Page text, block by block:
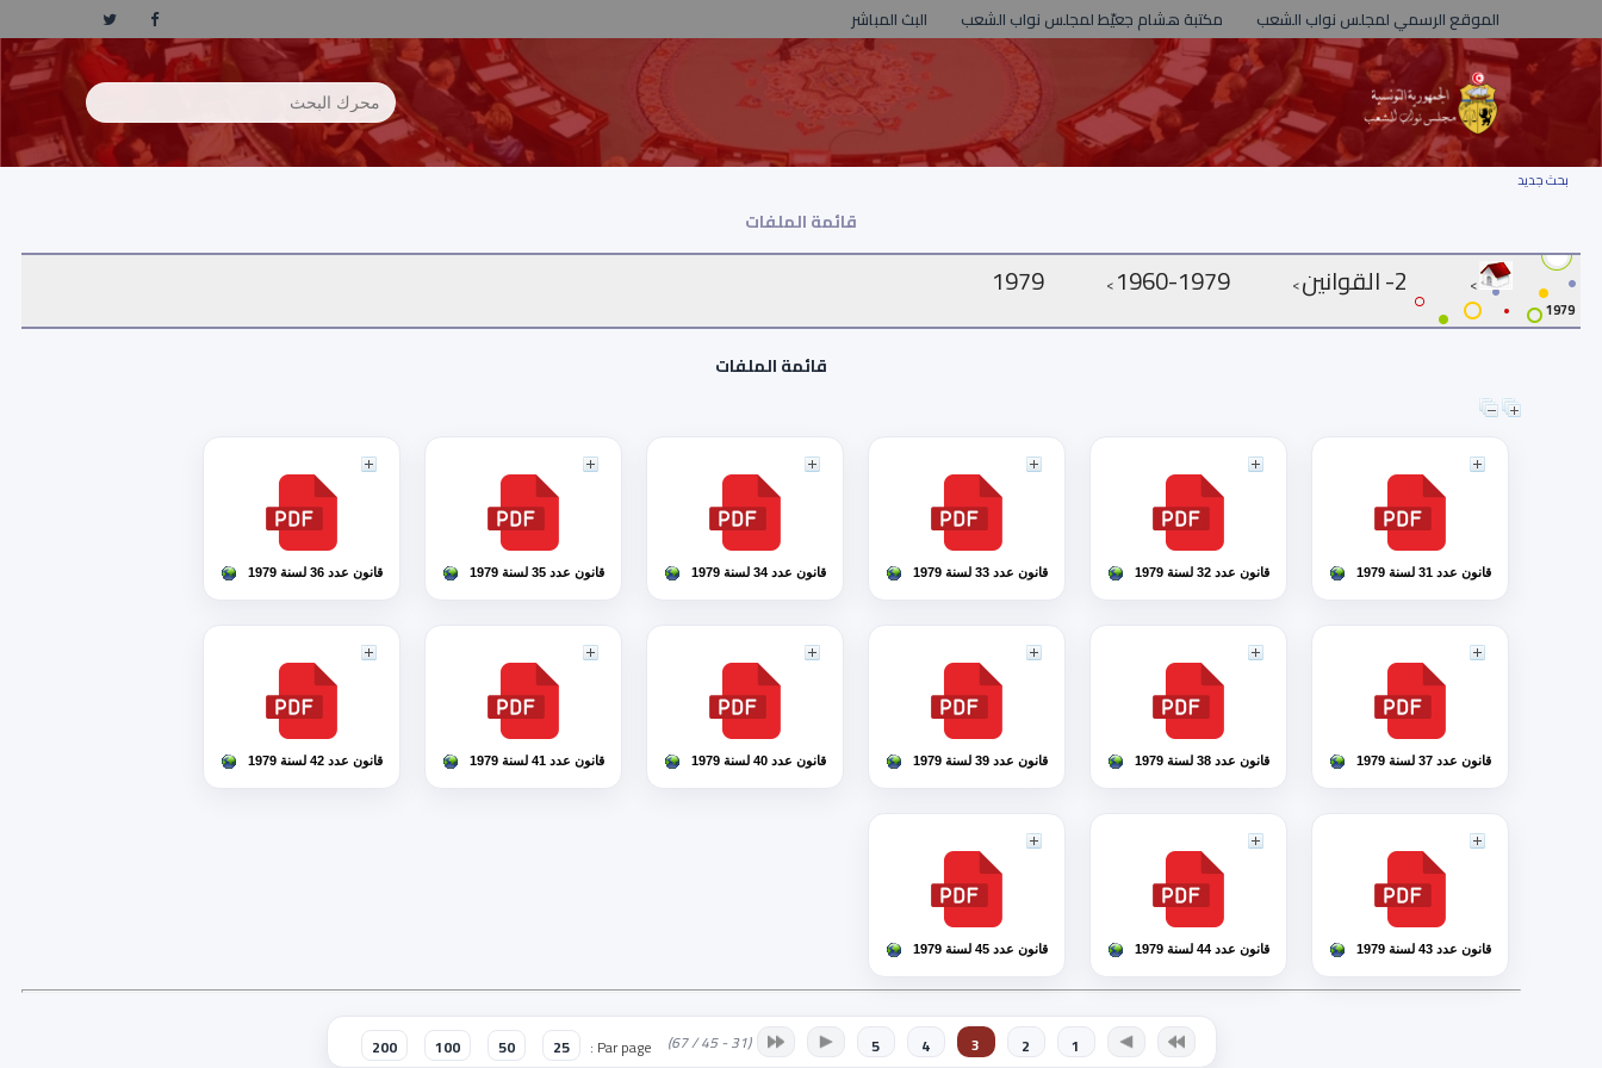
الموقع الرسمي لمجلس نواب الشعب مكتبة هشام جعيّط لمجلس نواب الشعب البث المباشر
بحث جديد
قائمة الملفات
> 2- القوانين >
1979-1960
>
1979
1979
قائمة الملفات
قانون عدد 31 لسنة 1979 قانون عدد 32 لسنة 1979 قانون عدد 33 لسنة 1979 قانون عدد 34 لسنة 1979 قانون عدد 35 لسنة 1979 قانون عدد 36 لسنة 1979
قانون عدد 37 لسنة 1979 قانون عدد 38 لسنة 1979 قانون عدد 39 لسنة 1979 قانون عدد 40 لسنة 1979 قانون عدد 41 لسنة 1979 قانون عدد 42 لسنة 1979
قانون عدد 43 لسنة 1979 قانون عدد 44 لسنة 1979 قانون عدد 45 لسنة 1979
1
2
3
4
5
(31 - 45 / 67)
Par page :
25
50
100
200